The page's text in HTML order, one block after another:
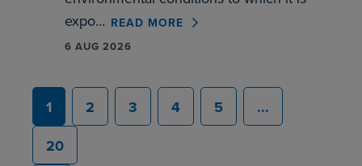
expo… READ MORE
6 AUG 2026
1 2 3 4 5
...
20